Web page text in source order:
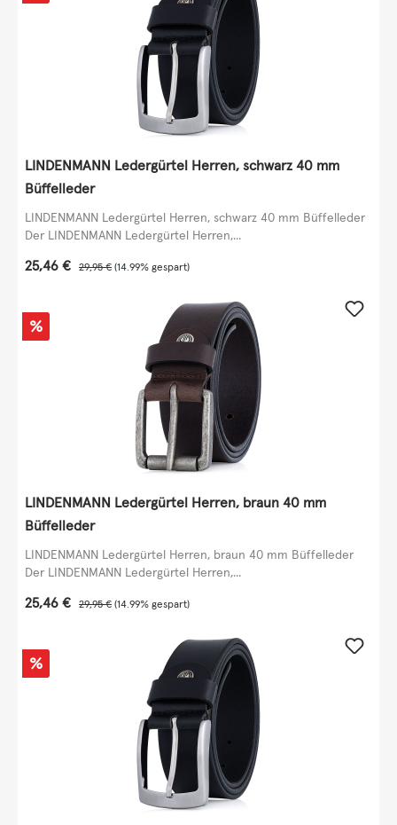
LINDENMANN Ledergürtel Herren, schwarz 40 mm
Büffelleder
LINDENMANN Ledergürtel Herren, schwarz 40 mm Büffelleder
Der LINDENMANN Ledergürtel Herren,...
Verkaufspreis:
25,46 € Regulärer Preis:
29,95 € (14.99% gespart)
Rabatt
%
LINDENMANN Ledergürtel Herren, braun 40 mm
Büffelleder
LINDENMANN Ledergürtel Herren, braun 40 mm Büffelleder
Der LINDENMANN Ledergürtel Herren,...
Verkaufspreis:
25,46 € Regulärer Preis:
29,95 € (14.99% gespart)
Rabatt
%